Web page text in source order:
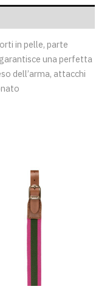
in pelle, parte
una perfetta
dell’arma, attacchi